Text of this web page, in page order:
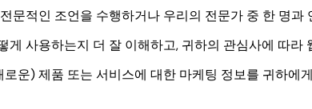
문적인 조언을 수행하거나 우리의 전문가 중 한 명과
게 사용하는지 더 잘 이해하고, 귀하의 관심사에 따
운) 제품 또는 서비스에 대한 마케팅 정보를 귀하